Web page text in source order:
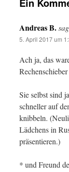
Andreas B.
5. April 2017 um
Ach ja, das
Sie selbst sind
schneller auf
knibbeln.
Lädchens in
präsentieren.)
* und Freund